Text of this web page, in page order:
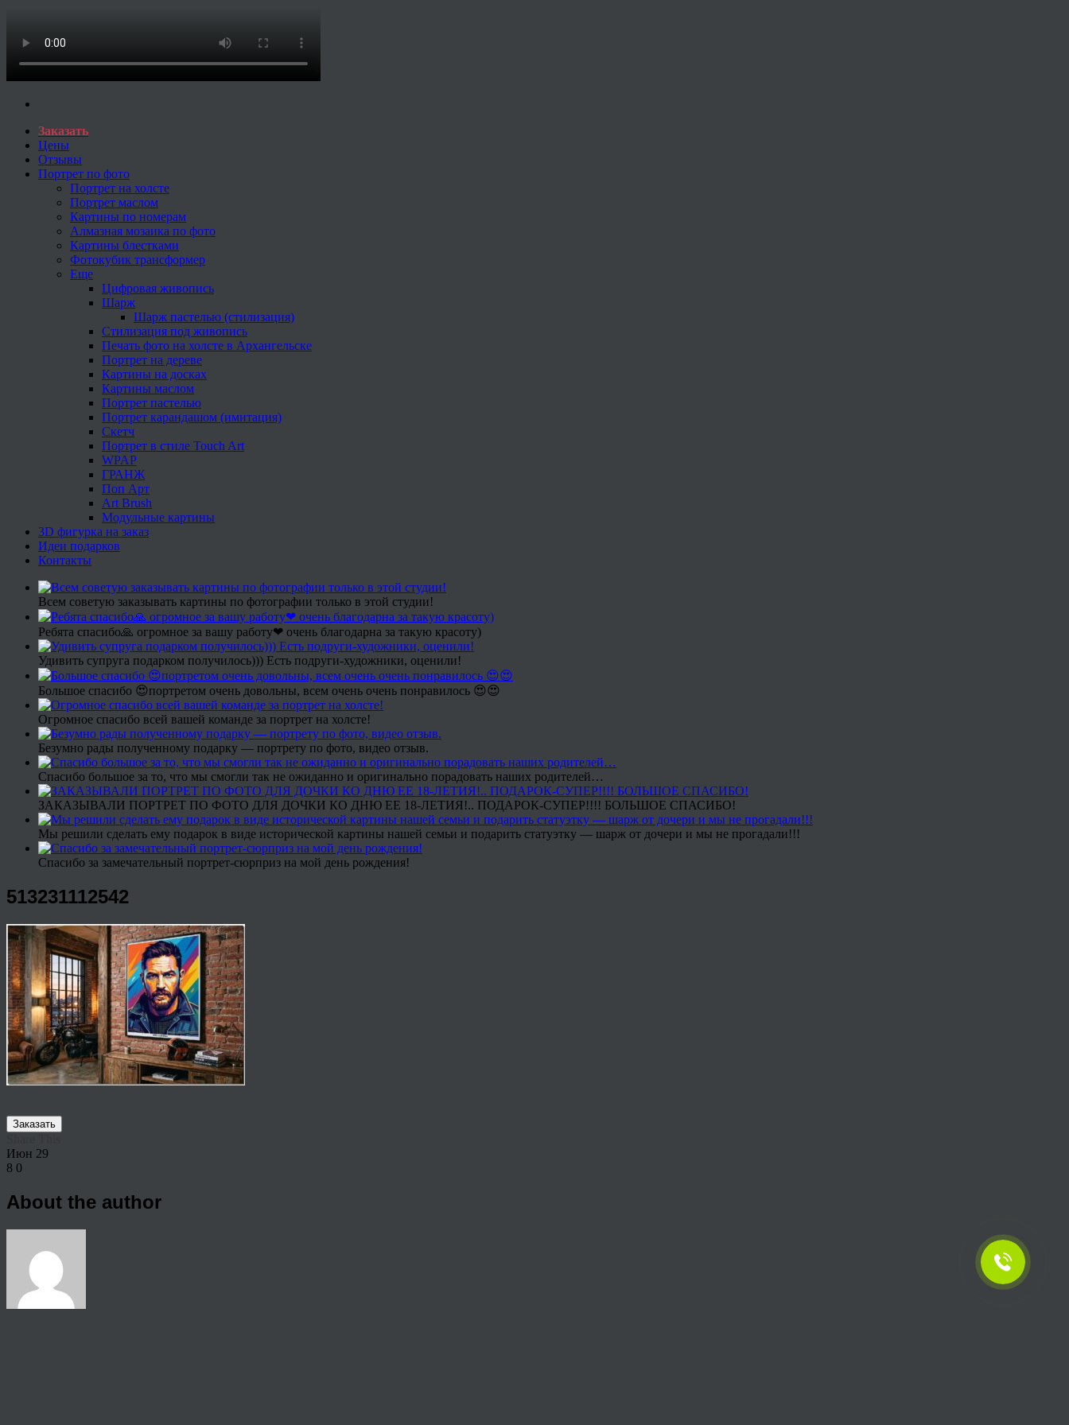
Заказать
Цены
Отзывы
Портрет по фото
Портрет на холсте
Портрет маслом
Картины по номерам
Алмазная мозаика по фото
Картины блестками
Фотокубик трансформер
Еще
Цифровая живопись
Шарж
Шарж пастелью (стилизация)
Стилизация под живопись
Печать фото на холсте в Архангельске
Портрет на дереве
Картины на досках
Картины маслом
Портрет пастелью
Портрет карандашом (имитация)
Скетч
Портрет в стиле Touch Art
WPAP
ГРАНЖ
Поп Арт
Art Brush
Модульные картины
3D фигурка на заказ
Идеи подарков
Контакты
Всем советую заказывать картины по фотографии только в этой студии!
Ребята спасибо🙏 огромное за вашу работу❤ очень благодарна за такую красоту)
Удивить супруга подарком получилось))) Есть подруги-художники, оценили!
Большое спасибо 😍портретом очень довольны, всем очень очень понравилось 😍😍
Огромное спасибо всей вашей команде за портрет на холсте!
Безумно рады полученному подарку — портрету по фото, видео отзыв.
Спасибо большое за то, что мы смогли так не ожиданно и оригинально порадовать наших родителей…
ЗАКАЗЫВАЛИ ПОРТРЕТ ПО ФОТО ДЛЯ ДОЧКИ КО ДНЮ ЕЕ 18-ЛЕТИЯ!.. ПОДАРОК-СУПЕР!!!! БОЛЬШОЕ СПАСИБО!
Мы решили сделать ему подарок в виде исторической картины нашей семьи и подарить статуэтку — шарж от дочери и мы не прогадали!!!
Спасибо за замечательный портрет-сюрприз на мой день рождения!
513231112542
Заказать
Июн 29
8 0
About the author